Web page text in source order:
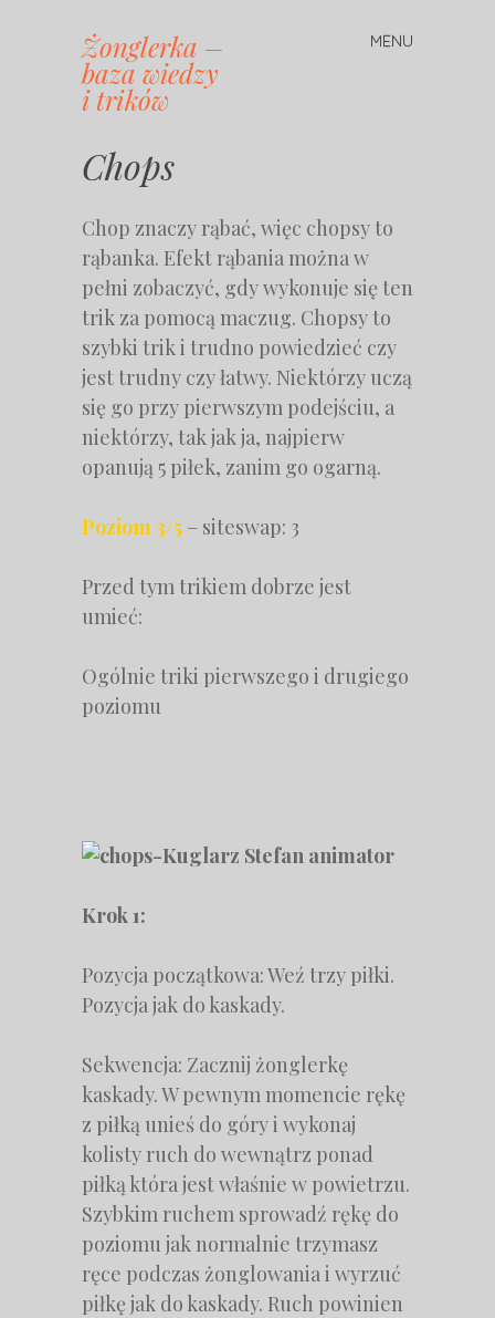
Żonglerka –
baza wiedzy
i trików
MENU
Skip
to
content
Chops
Chop znaczy rąbać, więc chopsy to
rąbanka. Efekt rąbania można w
pełni zobaczyć, gdy wykonuje się ten
trik za pomocą maczug. Chopsy to
szybki trik i trudno powiedzieć czy
jest trudny czy łatwy. Niektórzy uczą
się go przy pierwszym podejściu, a
niektórzy, tak jak ja, najpierw
opanują 5 piłek, zanim go ogarną.
Poziom 3/5 – siteswap: 3
Przed tym trikiem dobrze jest
umieć:
Ogólnie triki pierwszego i drugiego
poziomu
Krok 1:
Pozycja początkowa: Weź trzy piłki.
Pozycja jak do kaskady.
Sekwencja: Zacznij żonglerkę
kaskady. W pewnym momencie rękę
z piłką unieś do góry i wykonaj
kolisty ruch do wewnątrz ponad
piłką która jest właśnie w powietrzu.
Szybkim ruchem sprowadź rękę do
poziomu jak normalnie trzymasz
ręce podczas żonglowania i wyrzuć
piłkę jak do kaskady. Ruch powinien